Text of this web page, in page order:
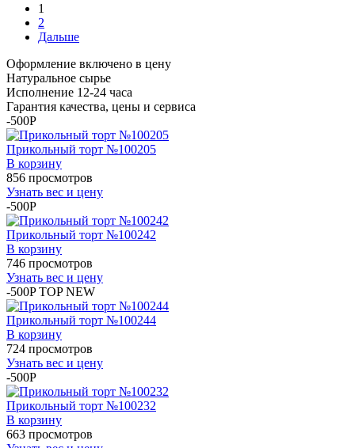
1
2
Дальше
Оформление включено в цену
Натуральное сырье
Исполнение 12-24 часа
Гарантия качества, цены и сервиса
-500P
Прикольный торт №100205
В корзину
856 просмотров
Узнать вес и цену
-500P
Прикольный торт №100242
В корзину
746 просмотров
Узнать вес и цену
-500P TOP NEW
Прикольный торт №100244
В корзину
724 просмотров
Узнать вес и цену
-500P
Прикольный торт №100232
В корзину
663 просмотров